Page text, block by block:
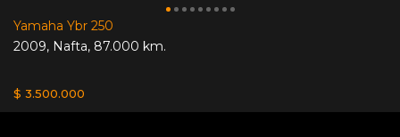
Yamaha Ybr 250
2009, Nafta, 87.000 km.
$ 3.500.000